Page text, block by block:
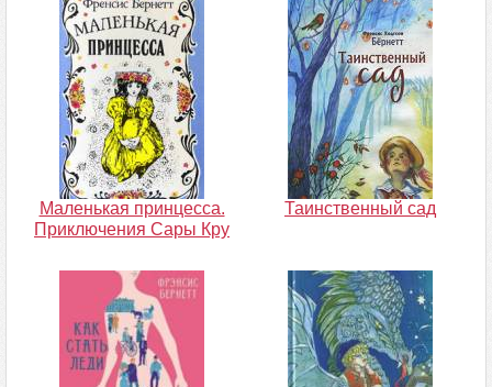
Маленькая принцесса.
Приключения Сары Кру
Таинственный сад